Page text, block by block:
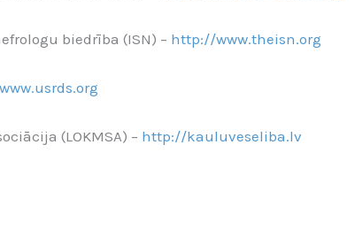
biedrība (ISN) – http://www.theisn.org
(LOKMSA) – http://kauluveseliba.lv